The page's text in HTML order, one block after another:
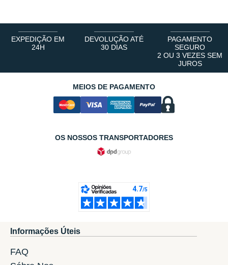
EXPEDIÇÃO EM
24H
DEVOLUÇÃO ATÉ
30 DIAS
PAGAMENTO
SEGURO
2 OU 3 VEZES SEM
JUROS
MEIOS DE PAGAMENTO
OS NOSSOS TRANSPORTADORES
Informações Úteis
FAQ